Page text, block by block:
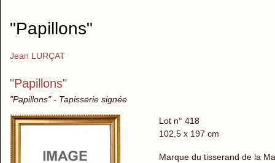
"Papillons"
Jean LURÇAT
"Papillons"
"Papillons" - Tapisserie signée
Lot n° 418
102,5 x 197 cm
Marque du tisserand de la